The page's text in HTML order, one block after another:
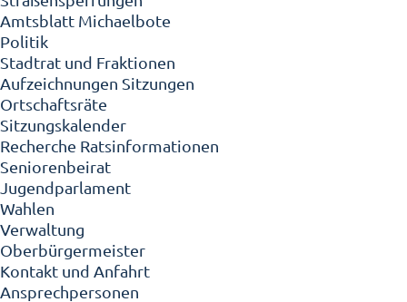
Amtsblatt Michaelbote
Politik
Stadtrat und Fraktionen
Aufzeichnungen Sitzungen
Ortschaftsräte
Sitzungskalender
Recherche Ratsinformationen
Seniorenbeirat
Jugendparlament
Wahlen
Verwaltung
Oberbürgermeister
Kontakt und Anfahrt
Ansprechpersonen